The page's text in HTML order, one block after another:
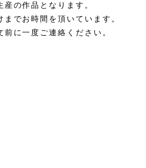
の作品となります。
でお時間を頂いています。
に一度ご連絡ください。